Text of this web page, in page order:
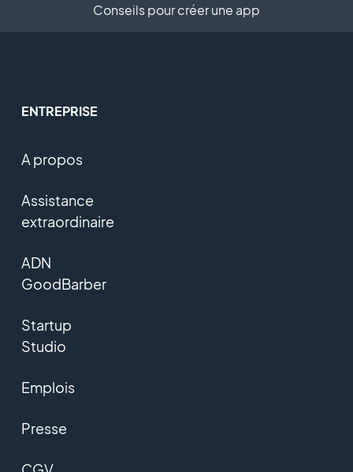
Conseils pour créer une app
ENTREPRISE
A propos
Assistance
extraordinaire
ADN
GoodBarber
Startup
Studio
Emplois
Presse